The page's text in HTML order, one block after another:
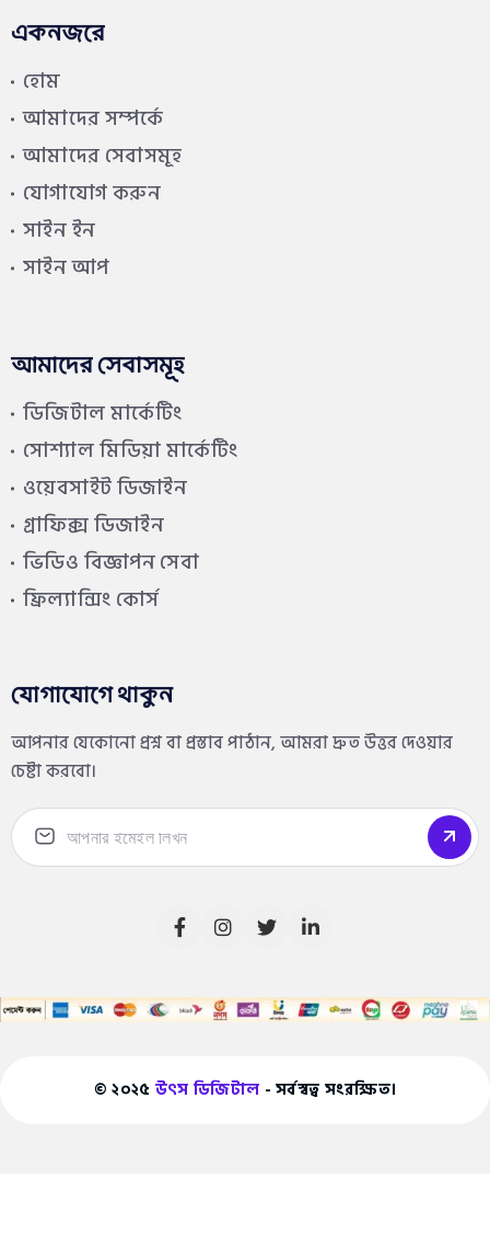
একনজরে
হোম
আমাদের সম্পর্কে
আমাদের সেবাসমূহ
যোগাযোগ করুন
সাইন ইন
সাইন আপ
আমাদের সেবাসমূহ
ডিজিটাল মার্কেটিং
সোশ্যাল মিডিয়া মার্কেটিং
ওয়েবসাইট ডিজাইন
গ্রাফিক্স ডিজাইন
ভিডিও বিজ্ঞাপন সেবা
ফ্রিল্যান্সিং কোর্স
যোগাযোগে থাকুন
আপনার যেকোনো প্রশ্ন বা প্রস্তাব পাঠান, আমরা দ্রুত উত্তর দেওয়ার
চেষ্টা করবো।
© ২০২৫ উৎস ডিজিটাল - সর্বস্বত্ব সংরক্ষিত।